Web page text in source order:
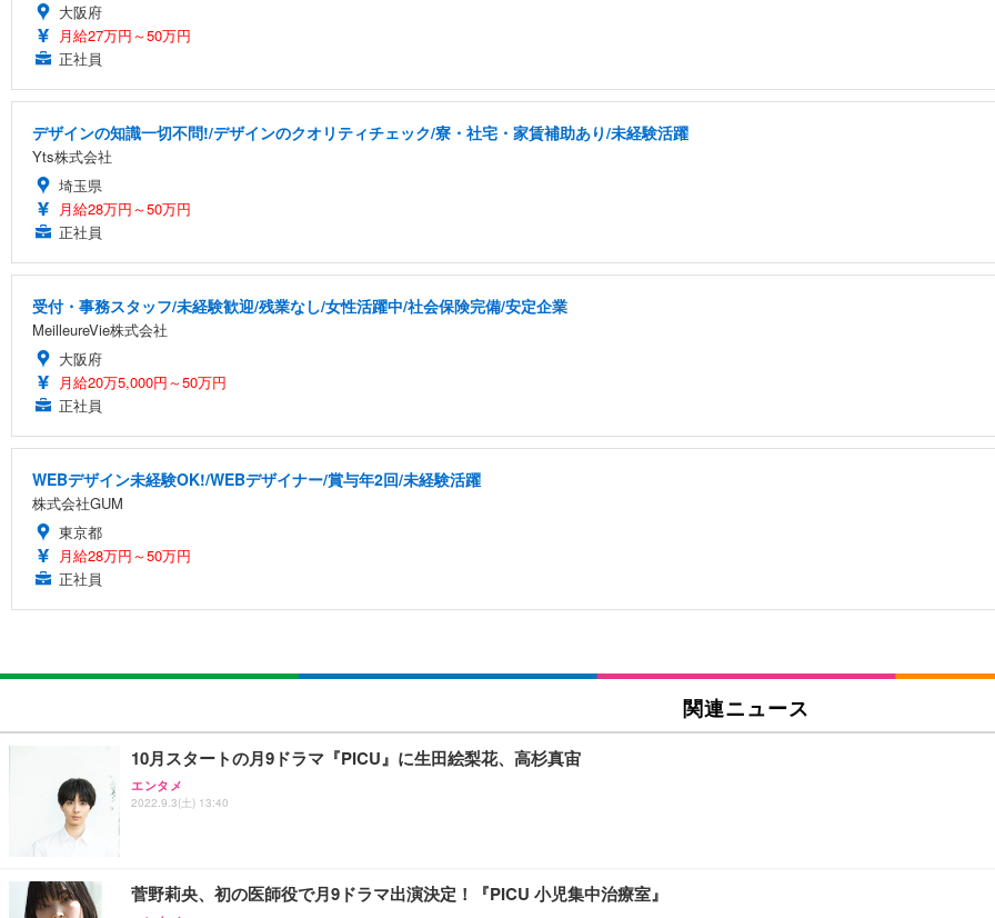
大阪府
月給27万円～50万円
正社員
デザインの知識一切不問!/デザインのクオリティチェック/寮・社宅・家賃補助あり/未経験活躍
Yts株式会社
埼玉県
月給28万円～50万円
正社員
受付・事務スタッフ/未経験歓迎/残業なし/女性活躍中/社会保険完備/安定企業
MeilleureVie株式会社
大阪府
月給20万5,000円～50万円
正社員
WEBデザイン未経験OK!/WEBデザイナー/賞与年2回/未経験活躍
株式会社GUM
東京都
月給28万円～50万円
正社員
関連ニュース
10月スタートの月9ドラマ『PICU』に生田絵梨花、高杉真宙
エンタメ
2022.9.3(土) 13:40
菅野莉央、初の医師役で月9ドラマ出演決定！『PICU 小児集中治療室』